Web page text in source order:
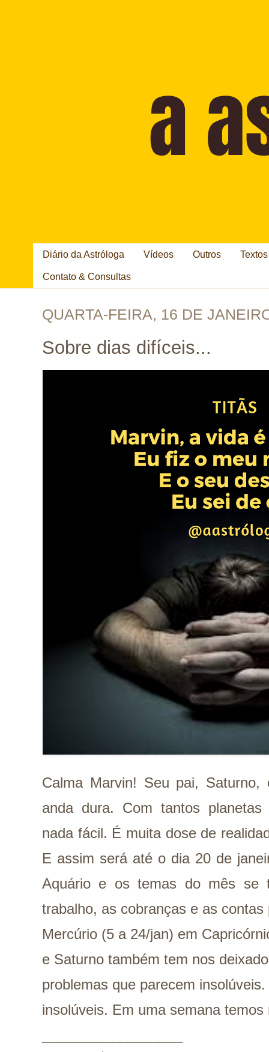
Diário da Astróloga Vídeos Outros
Contato & Consultas
QUARTA-FEIRA, 16 DE
Sobre dias difíceis...
Calma Marvin! Seu pai,
anda dura. Com tantos
nada fácil. É muita dose de
E assim será até o dia 20 de
Aquário e os temas do mês se
trabalho, as cobranças e as contas
Mercúrio (5 a 24/jan) em
e Saturno também tem nos
problemas que parecem
insolúveis. Em uma semana temos